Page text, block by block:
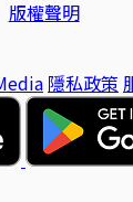
版權聲明
隱私政策